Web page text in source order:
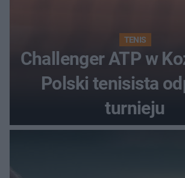
TENIS
Challenger ATP w
Polski tenisista
turnieju